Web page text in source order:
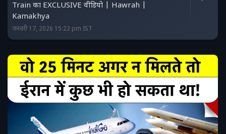
Train का EXCLUSIVE वीडियो | Hawrah |
Kamakhya
जनवरी 17, 2026 15:22 pm IST